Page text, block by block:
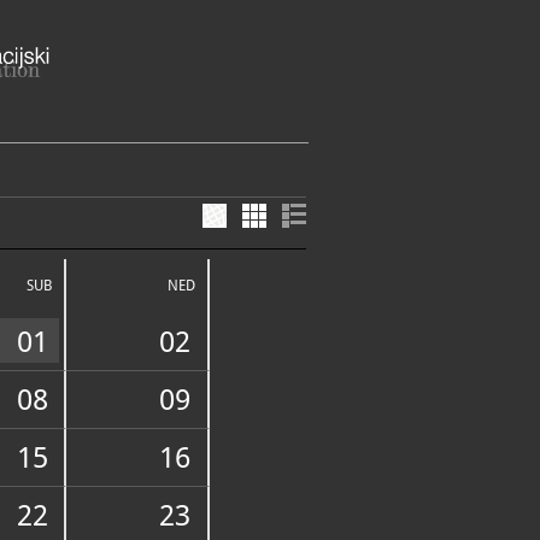
SUB NED
01 02
08
09
15
16
22
23
Tuđmana 12, 35210 Vrpolje
županija
8 – 16 h
vrijeme (od 1. listopada do 30.
srijeda – petak: 8 – 16 h
– 18 h
- petak: 8-16 sati
SLUŽBE I USLUGE